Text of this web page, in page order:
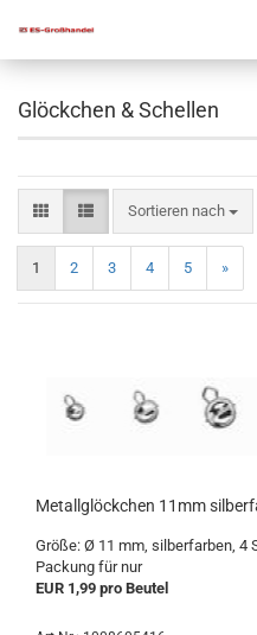
Glöckchen & Schellen
Sortieren nach
1 2 3 4 5 »
Metallglöckchen 11mm
Größe: Ø 11 mm, silberfarben, 4
Packung für nur
EUR 1,99 pro Beutel